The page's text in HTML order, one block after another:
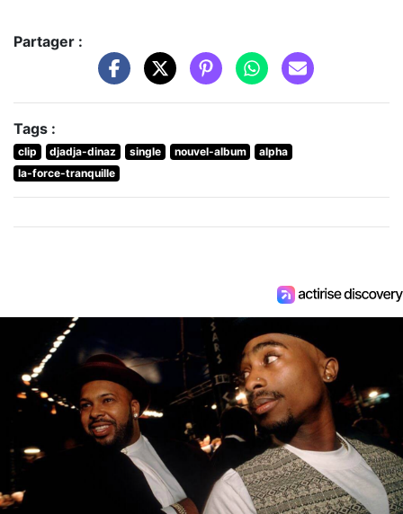
Partager :
Tags :
clip djadja-dinaz single nouvel-album
alpha
la-force-tranquille